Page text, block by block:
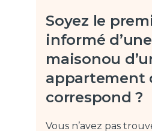
Soyez le
informé d’une
maisonou
appartement
correspond ?
Vous n’avez pas